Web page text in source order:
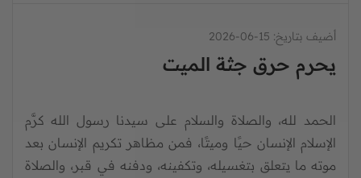
أضيف بتاريخ: 15-06-2026
يحرم حرق جثة الميت
الحمد لله، والصلاة والسلام على سيدنا رسول الله كرَّم
الإسلام الإنسان حيًا وميتًا، فمن مظاهر تكريم الإنسان بعد
موته ما يتعلق بتغسيله، وتكفينه، ودفنه في قبر، والصلاة